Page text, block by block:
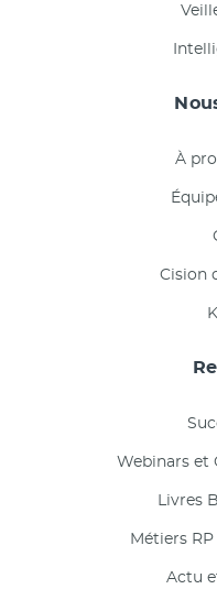
À
Cision
Webinars et
Livres
Métiers
Actu